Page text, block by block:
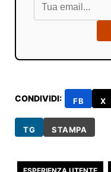
CONDIVIDI: FB X
TG STAMPA